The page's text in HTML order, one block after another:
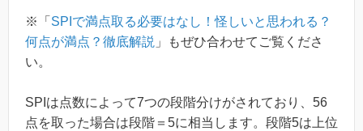
※「 SPIで満点取る必要はなし！怪しいと思われる？
何点が満点？徹底解説 」もぜひ合わせてご覧くださ
い。
SPIは点数によって7つの段階分けがされており、56
点を取った場合は段階＝5に相当します。段階5は上位